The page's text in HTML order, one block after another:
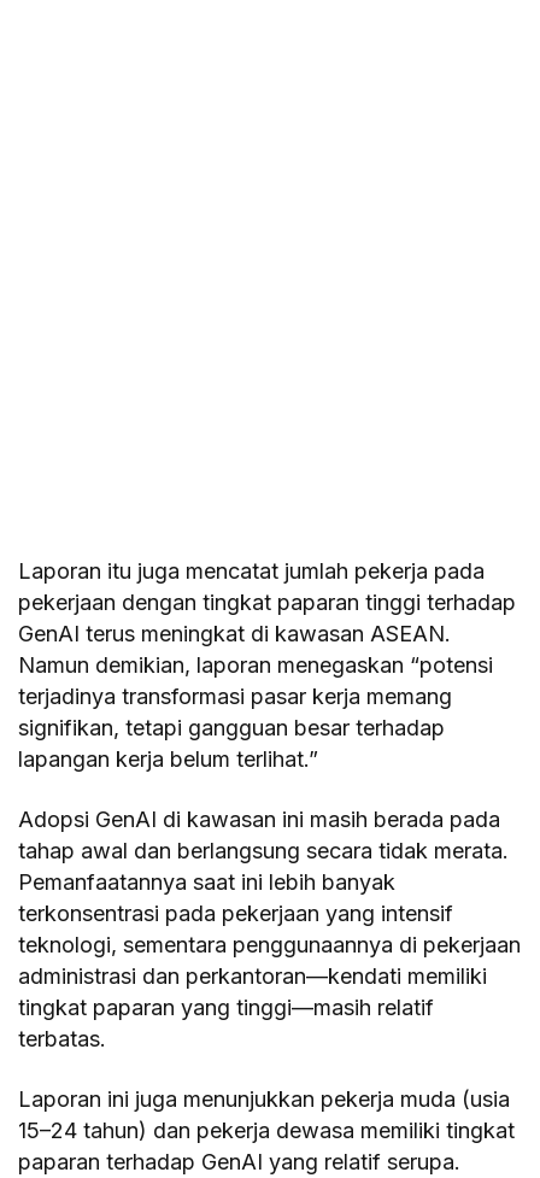
Laporan itu juga mencatat jumlah pekerja pada
pekerjaan dengan tingkat paparan tinggi terhadap
GenAI terus meningkat di kawasan ASEAN.
Namun demikian, laporan menegaskan “potensi
terjadinya transformasi pasar kerja memang
signifikan, tetapi gangguan besar terhadap
lapangan kerja belum terlihat.”
Adopsi GenAI di kawasan ini masih berada pada
tahap awal dan berlangsung secara tidak merata.
Pemanfaatannya saat ini lebih banyak
terkonsentrasi pada pekerjaan yang intensif
teknologi, sementara penggunaannya di pekerjaan
administrasi dan perkantoran—kendati memiliki
tingkat paparan yang tinggi—masih relatif
terbatas.
Laporan ini juga menunjukkan pekerja muda (usia
15–24 tahun) dan pekerja dewasa memiliki tingkat
paparan terhadap GenAI yang relatif serupa.